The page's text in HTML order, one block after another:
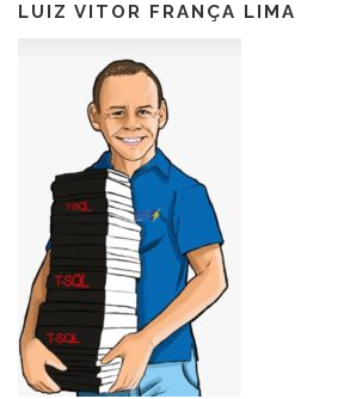
LUIZ VITOR FRANÇA LIMA